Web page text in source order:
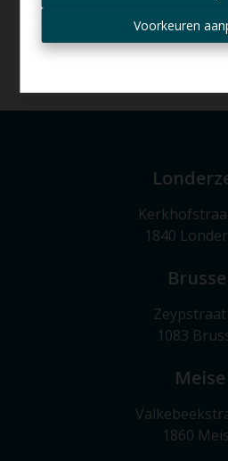
Voorkeuren
1840
1083
Meise
1860
Ontvang aanbod